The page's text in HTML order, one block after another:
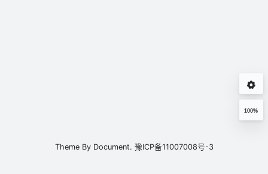
100%
Theme By Document. 豫ICP备11007008号-3